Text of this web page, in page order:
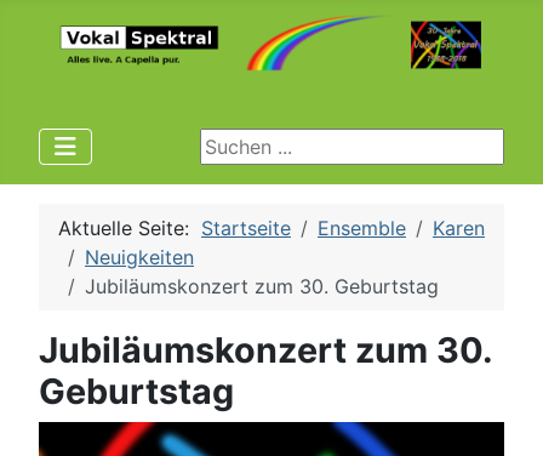
Suchen ...
Aktuelle Seite: Startseite Ensemble
Karen
Neuigkeiten
Jubiläumskonzert zum 30. Geburtstag
Jubiläumskonzert zum 30.
Geburtstag